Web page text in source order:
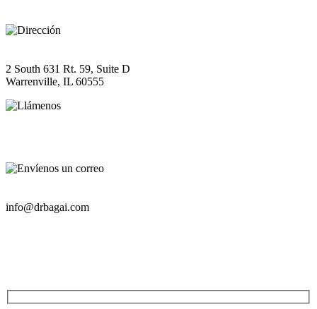
2 South 631 Rt. 59, Suite D
Warrenville, IL 60555
info@drbagai.com